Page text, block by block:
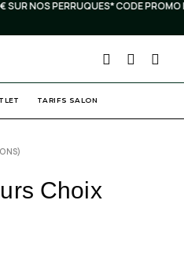
NOS PERRUQUES* CODE PROMO
TARIFS SALON
Choix